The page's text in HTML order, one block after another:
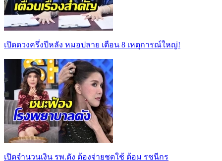
เปิดดวงครึ่งปีหลัง หมอปลาย เตือน 8 เหตุการณ์ใหญ่!
เปิดจำนวนเงิน รพ.ดัง ต้องจ่ายชดใช้ ต้อม รชนีกร